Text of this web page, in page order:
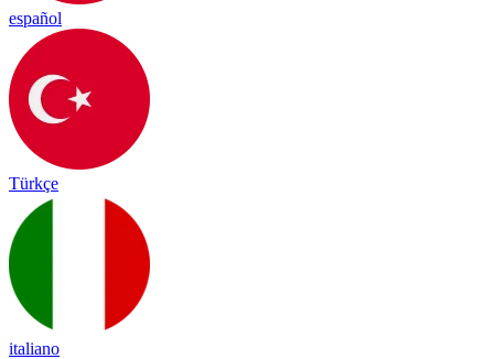
español
Türkçe
italiano